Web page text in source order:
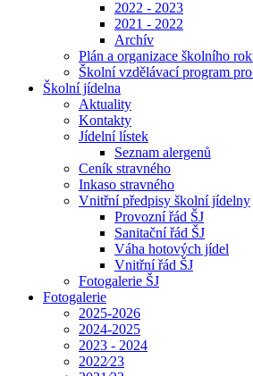
2022 - 2023
2021 - 2022
Archív
Plán a organizace školního
Školní vzdělávací program
Školní jídelna
Aktuality
Kontakty
Jídelní lístek
Seznam alergenů
Ceník stravného
Inkaso stravného
Vnitřní předpisy školní jídelny
Provozní řád ŠJ
Sanitační řád ŠJ
Váha hotových jídel
Vnitřní řád ŠJ
Fotogalerie ŠJ
Fotogalerie
2025-2026
2024-2025
2023 - 2024
2022⁄23